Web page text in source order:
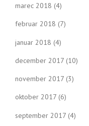
marec 2018 (4)
februar 2018 (7)
januar 2018 (4)
december 2017 (10)
november 2017 (3)
oktober 2017 (6)
september 2017 (4)